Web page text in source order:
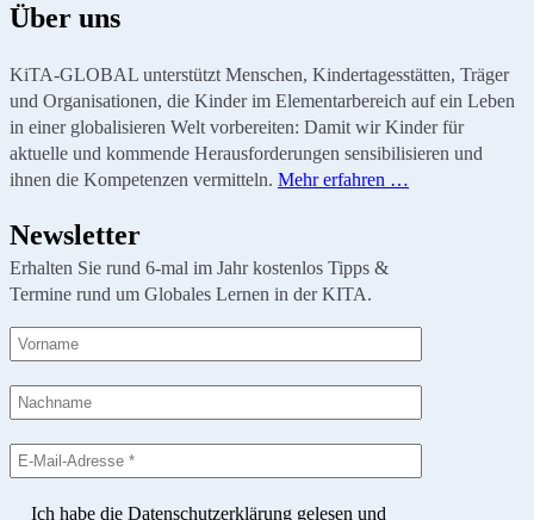
Über uns
KiTA-GLOBAL unterstützt Menschen, Kindertagesstätten, Träger
und Organisationen, die Kinder im Elementarbereich auf ein Leben
in einer globalisieren Welt vorbereiten: Damit wir Kinder für
aktuelle und kommende Herausforderungen sensibilisieren und
ihnen die Kompetenzen vermitteln. Mehr erfahren …
Newsletter
Erhalten Sie rund 6-mal im Jahr kostenlos Tipps &
Termine rund um Globales Lernen in der KITA.
Ich habe die Datenschutzerklärung gelesen und